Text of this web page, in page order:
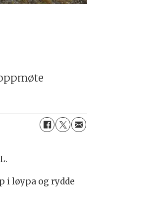
i løypa og rydde